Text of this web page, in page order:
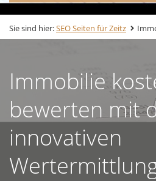
Sie sind hier:SEO Seiten für Zeitz
Immobilie
bewerten mit
innovativen